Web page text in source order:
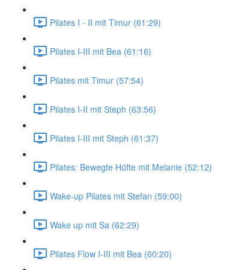
Pilates I - II mit Timur (61:29)
Pilates I-III mit Bea (61:16)
Pilates mit Timur (57:54)
Pilates I-II mit Steph (63:56)
Pilates I-III mit Steph (61:37)
Pilates: Bewegte Hüfte mit Melanie (52:12)
Wake-up Pilates mit Stefan (59:00)
Wake up mit Sa (62:29)
Pilates Flow I-III mit Bea (60:20)